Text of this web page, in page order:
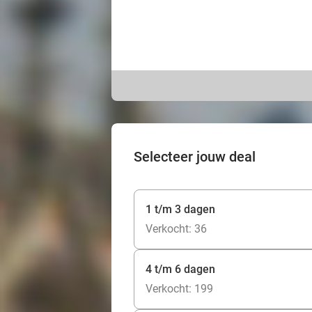
Selecteer jouw deal
1 t/m 3 dagen
Verkocht: 36
4 t/m 6 dagen
Verkocht: 199